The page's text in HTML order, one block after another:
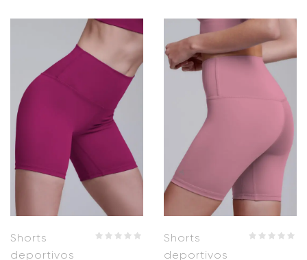
Shorts
deportivos
Shorts
deportivos